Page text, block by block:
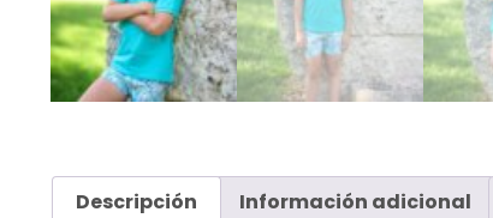
Descripción Información adicional